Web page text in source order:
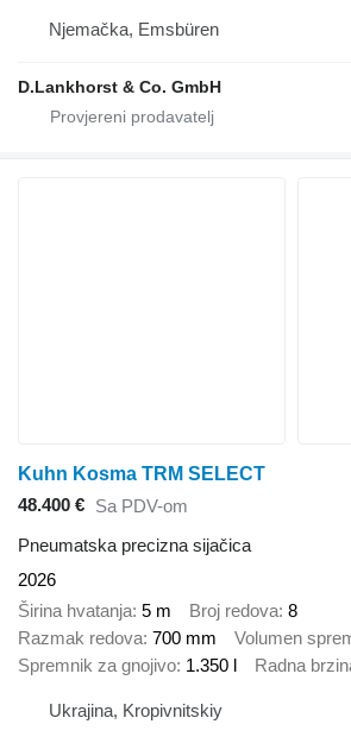
Njemačka, Emsbüren
D.Lankhorst & Co. GmbH
Kuhn Kosma TRM SELECT
48.400 € Sa PDV-om
Pneumatska precizna sijačica
2026
Širina hvatanja 5 m Broj redova 8
Razmak redova 700 mm Volumen
Spremnik za gnojivo 1.350 l Radna
Ukrajina, Kropivnitskiy